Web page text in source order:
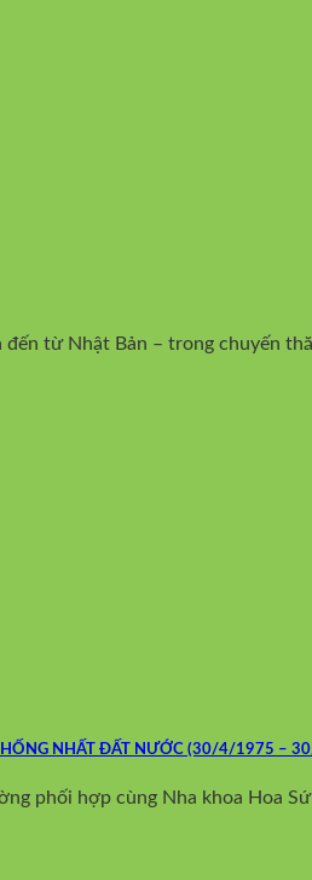
từ Nhật Bản – trong chuyến
THỐNG NHẤT ĐẤT NƯỚC (30/4/1975
phối hợp cùng Nha khoa Hoa